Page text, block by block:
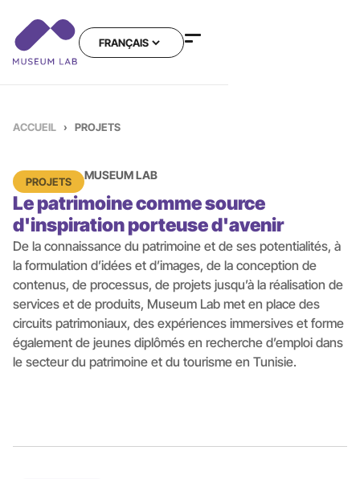
ACCUEIL › PROJETS
PROJETS MUSEUM LAB
Le patrimoine comme source
d'inspiration porteuse d'avenir
De la connaissance du patrimoine et de ses potentialités, à
la formulation d’idées et d’images, de la conception de
contenus, de processus, de projets jusqu’à la réalisation de
services et de produits, Museum Lab met en place des
circuits patrimoniaux, des expériences immersives et forme
également de jeunes diplômés en recherche d’emploi dans
le secteur du patrimoine et du tourisme en Tunisie.